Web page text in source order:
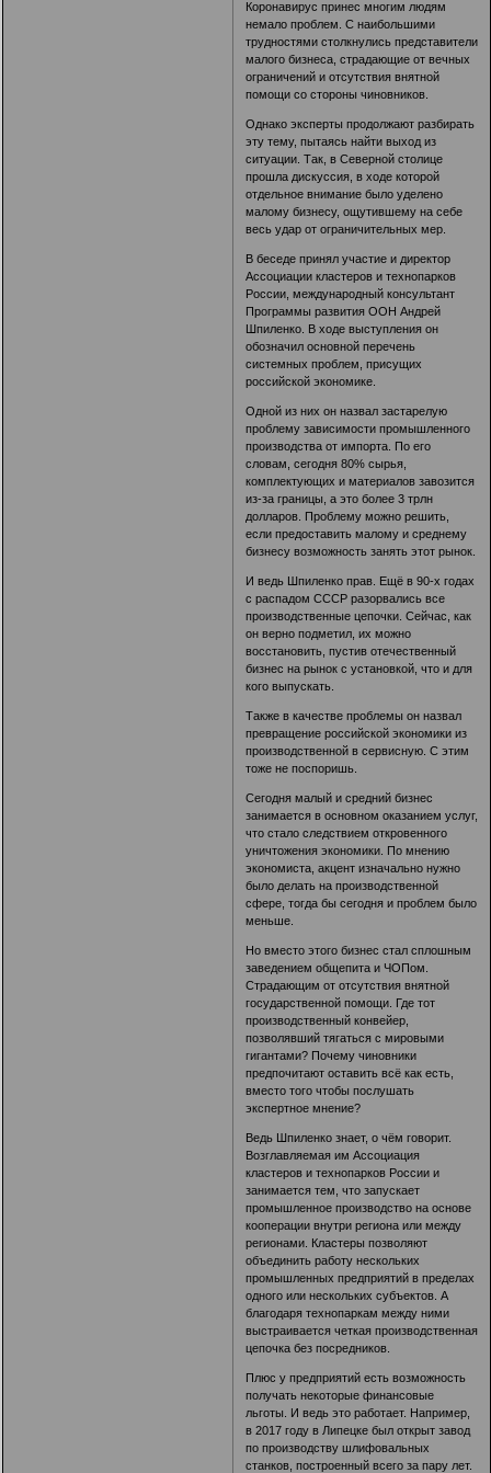
Коронавирус принес многим людям
немало проблем. С наибольшими
трудностями столкнулись представители
малого бизнеса, страдающие от вечных
ограничений и отсутствия внятной
помощи со стороны чиновников.
Однако эксперты продолжают разбирать
эту тему, пытаясь найти выход из
ситуации. Так, в Северной столице
прошла дискуссия, в ходе которой
отдельное внимание было уделено
малому бизнесу, ощутившему на себе
весь удар от ограничительных мер.
В беседе принял участие и директор
Ассоциации кластеров и технопарков
России, международный консультант
Программы развития ООН Андрей
Шпиленко. В ходе выступления он
обозначил основной перечень
системных проблем, присущих
российской экономике.
Одной из них он назвал застарелую
проблему зависимости промышленного
производства от импорта. По его
словам, сегодня 80% сырья,
комплектующих и материалов завозится
из-за границы, а это более 3 трлн
долларов. Проблему можно решить,
если предоставить малому и среднему
бизнесу возможность занять этот рынок.
И ведь Шпиленко прав. Ещё в 90-х годах
с распадом СССР разорвались все
производственные цепочки. Сейчас, как
он верно подметил, их можно
восстановить, пустив отечественный
бизнес на рынок с установкой, что и для
кого выпускать.
Также в качестве проблемы он назвал
превращение российской экономики из
производственной в сервисную. С этим
тоже не поспоришь.
Сегодня малый и средний бизнес
занимается в основном оказанием услуг,
что стало следствием откровенного
уничтожения экономики. По мнению
экономиста, акцент изначально нужно
было делать на производственной
сфере, тогда бы сегодня и проблем было
меньше.
Но вместо этого бизнес стал сплошным
заведением общепита и ЧОПом.
Страдающим от отсутствия внятной
государственной помощи. Где тот
производственный конвейер,
позволявший тягаться с мировыми
гигантами? Почему чиновники
предпочитают оставить всё как есть,
вместо того чтобы послушать
экспертное мнение?
Ведь Шпиленко знает, о чём говорит.
Возглавляемая им Ассоциация
кластеров и технопарков России и
занимается тем, что запускает
промышленное производство на основе
кооперации внутри региона или между
регионами. Кластеры позволяют
объединить работу нескольких
промышленных предприятий в пределах
одного или нескольких субъектов. А
благодаря технопаркам между ними
выстраивается четкая производственная
цепочка без посредников.
Плюс у предприятий есть возможность
получать некоторые финансовые
льготы. И ведь это работает. Например,
в 2017 году в Липецке был открыт завод
по производству шлифовальных
станков, построенный всего за пару лет.